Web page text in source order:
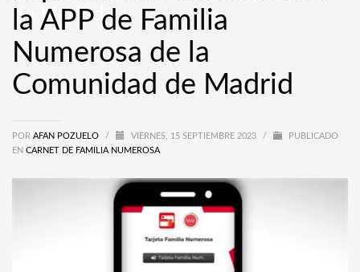
de Madrid
la APP de Familia
Numerosa de la
Comunidad de Madrid
POR AFAN POZUELO / VIERNES, 15 SEPTIEMBRE 2023 /
PUBLICADO
EN CARNET DE FAMILIA NUMEROSA